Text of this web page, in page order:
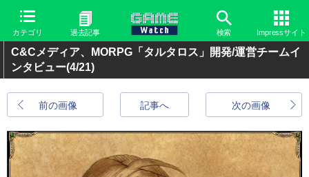
カテゴリ 過去記事 検索 Impressサイト
C&Cメディア、MORPG「タルタロス」開発/運営チームイ
ンタビュー(4/21)
前の画像 次の画像
記事へ